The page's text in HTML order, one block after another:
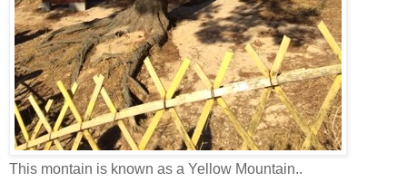
This montain is known as a Yellow Mountain..